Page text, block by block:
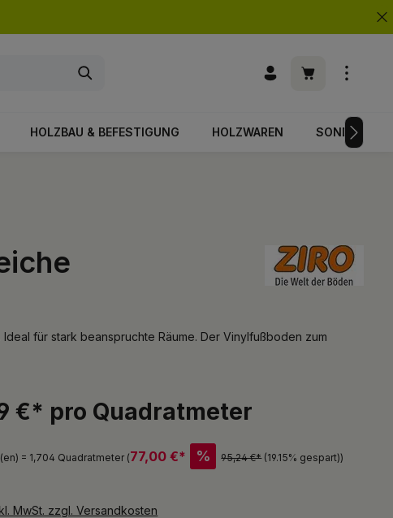
Warenkorb
HOLZBAU & BEFESTIGUNG HOLZWAREN
für stark beanspruchte Räume. Der Vinylfußboden zum
€* pro Quadratmeter
= 1,704 Quadratmeter (77,00 €* % 95,24 €* (19.15% gespart))
MwSt. zzgl. Versandkosten